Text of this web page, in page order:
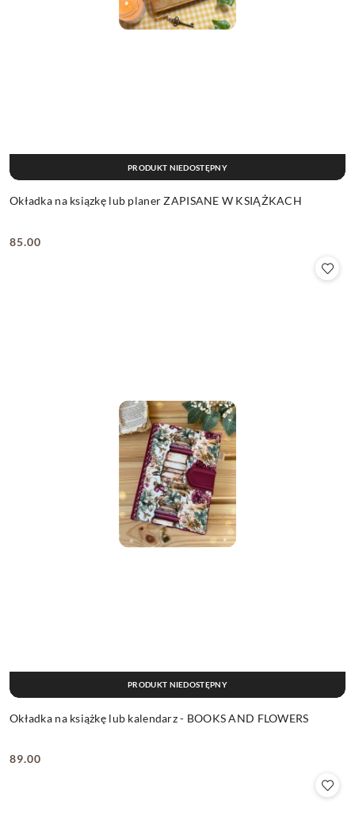
Okładka na ksiązkę lub planer ZAPISANE W KSIĄŻKACH
Cena:
85.00
PRODUKT NIEDOSTĘPNY
Okładka na książkę lub kalendarz - BOOKS AND FLOWERS
Cena:
89.00
PRODUKT NIEDOSTĘPNY